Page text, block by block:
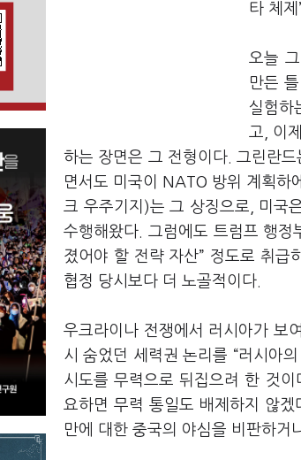
타 체
오늘
만든
실험하
고, 이
하는 장면은 그 전형이다. 그린란
면서도 미국이 NATO 방위 계획하
크 우주기지)는 그 상징으로, 미국
수행해왔다. 그럼에도 트럼프 행정
졌어야 할 전략 자산” 정도로 취급
협정 당시보다 더 노골적이다.
우크라이나 전쟁에서 러시아가 보
시 숨었던 세력권 논리를 “러시아
시도를 무력으로 뒤집으려 한 것이
요하면 무력 통일도 배제하지 않
만에 대한 중국의 야심을 비판하거